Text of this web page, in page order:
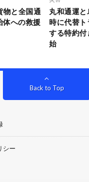
物と全国通
体への救援
丸和通運と
時に代替ト
する特約付
始
Back to Top
シー